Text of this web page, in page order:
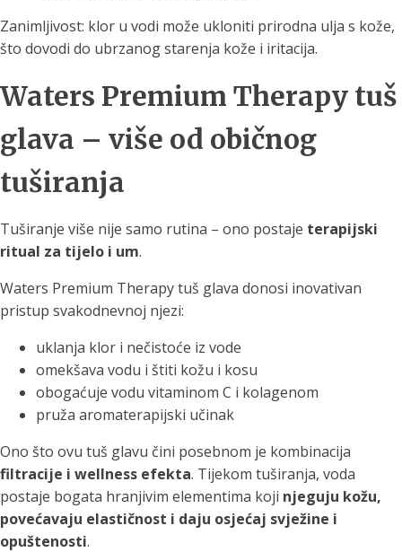
Zanimljivost: klor u vodi može ukloniti prirodna ulja s kože,
što dovodi do ubrzanog starenja kože i iritacija.
Waters Premium Therapy tuš
glava – više od običnog
tuširanja
Tuširanje više nije samo rutina – ono postaje terapijski
ritual za tijelo i um.
Waters Premium Therapy tuš glava donosi inovativan
pristup svakodnevnoj njezi:
uklanja klor i nečistoće iz vode
omekšava vodu i štiti kožu i kosu
obogaćuje vodu vitaminom C i kolagenom
pruža aromaterapijski učinak
Ono što ovu tuš glavu čini posebnom je kombinacija
filtracije i wellness efekta. Tijekom tuširanja, voda
postaje bogata hranjivim elementima koji njeguju kožu,
povećavaju elastičnost i daju osjećaj svježine i
opuštenosti.